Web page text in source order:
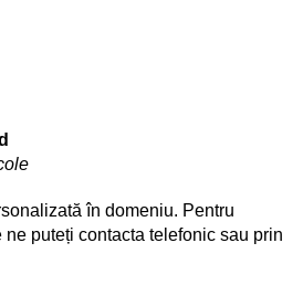
în domeniu. Pentru
puteți contacta telefonic sau prin